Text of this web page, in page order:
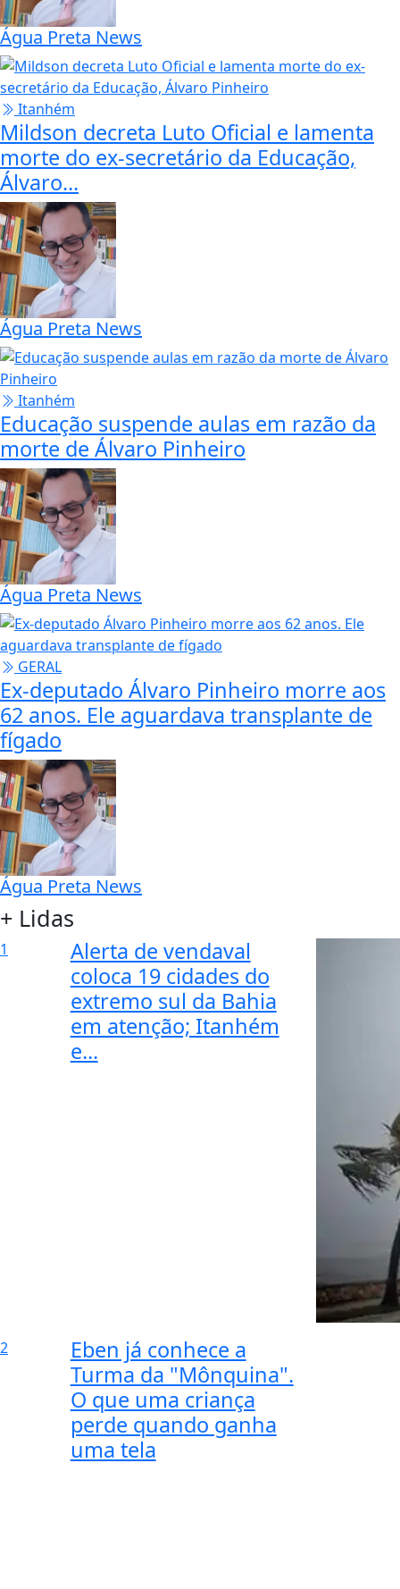
Água Preta News
Itanhém
Mildson decreta Luto Oficial e lamenta
morte do ex-secretário da Educação,
Álvaro...
Água Preta News
Itanhém
Educação suspende aulas em razão da
morte de Álvaro Pinheiro
Água Preta News
GERAL
Ex-deputado Álvaro Pinheiro morre aos
62 anos. Ele aguardava transplante de
fígado
Água Preta News
+ Lidas
1
Alerta de vendaval
coloca 19 cidades do
extremo sul da Bahia
em atenção; Itanhém
e...
2
Eben já conhece a
Turma da "Mônquina".
O que uma criança
perde quando ganha
uma tela